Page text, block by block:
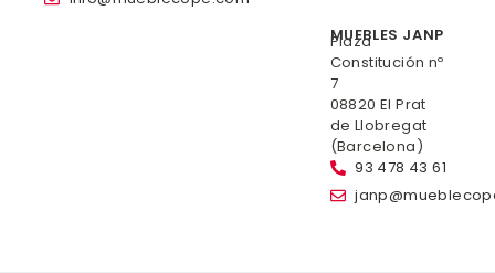
MUEBLES JANP
Plaza
Constitución nº
7
08820 El Prat
de Llobregat
(Barcelona)
93 478 43 61